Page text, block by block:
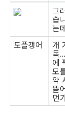
그
습
는
도플갱어
개
목
에
모
약
뜯
먼